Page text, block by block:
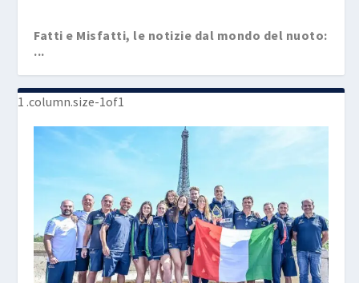
Fatti e Misfatti, le notizie dal mondo del nuoto:
...